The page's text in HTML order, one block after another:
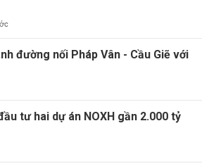
đường nối Pháp Vân - Cầu Giẽ với
tư hai dự án NOXH gần 2.000 tỷ